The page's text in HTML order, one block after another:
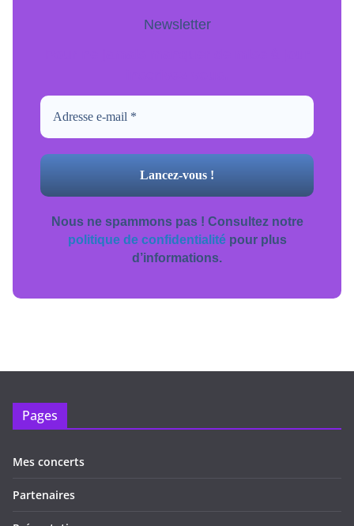
Newsletter
Nous ne spammons pas ! Consultez notre
politique de confidentialitépour plus
d’informations.
Pages
Mes concerts
Partenaires